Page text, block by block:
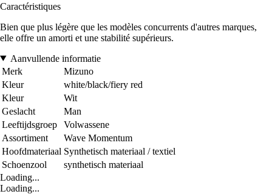
Caractéristiques
Bien que plus légère que les modèles concurrents d'autres marques,
elle offre un amorti et une stabilité supérieurs.
Aanvullende informatie
Merk
Mizuno
Kleur
white/black/fiery red
Kleur
Wit
Geslacht
Man
Leeftijdsgroep
Volwassene
Assortiment
Wave Momentum
Hoofdmateriaal Synthetisch materiaal / textiel
Schoenzool
synthetisch materiaal
Loading...
Loading...